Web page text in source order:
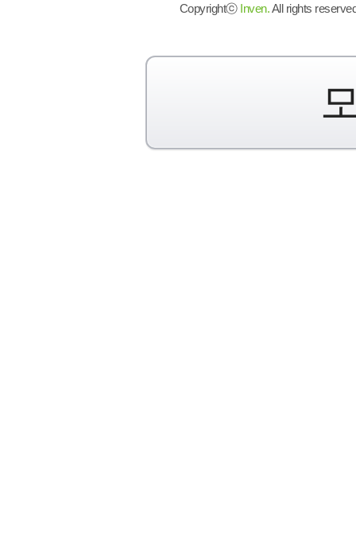
Copyrightⓒ Inven.All rights